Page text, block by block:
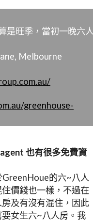
是旺季，當初一晚六
Melbourne
greenhouse-
也有很多免費資
GreenHoue的六~八人
價錢也一樣，不過在
及有沒有混住，因此
女生六~八人房。我